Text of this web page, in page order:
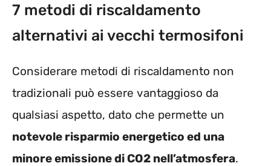
7 metodi di riscaldamento
alternativi ai vecchi termosifoni
Considerare metodi di riscaldamento non
tradizionali può essere vantaggioso da
qualsiasi aspetto, dato che permette un
notevole risparmio energetico ed una
minore emissione di CO2 nell’atmosfera.